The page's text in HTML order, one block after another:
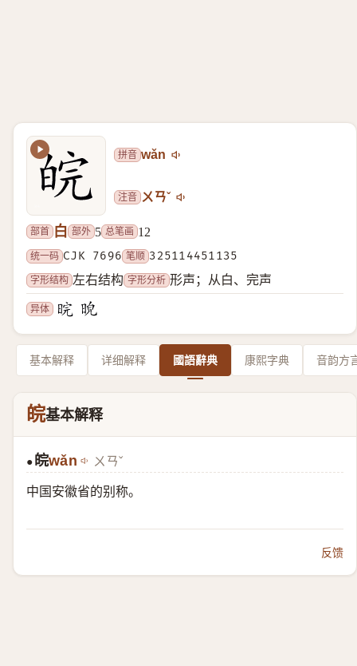
拼音 wǎn
注音 ㄨㄢˇ
部首 白 部外 5 总笔画 12
统一码 CJK 7696 笔顺 325114451135
字形结构 左右结构 字形分析 形声；从白、完声
异体
基本解释 详细解释 國語辭典 康熙字典 音韵方
皖基本解释
● 皖wǎn ㄨㄢˇ
中国安徽省的别称。
反馈